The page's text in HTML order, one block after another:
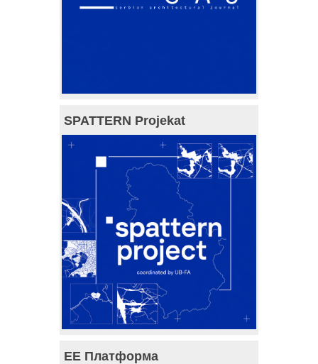
SPATTERN Projekat
ЕЕ Платформа